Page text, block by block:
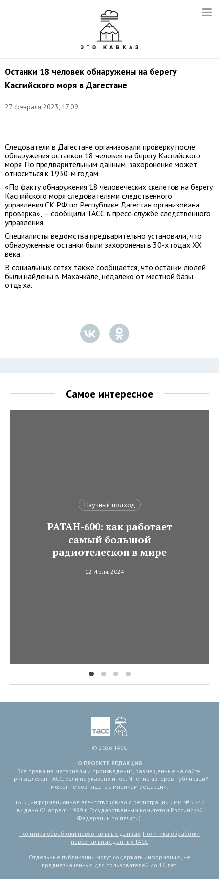
Останки 18 человек обнаружены на берегу
Каспийского моря в Дагестане
27 февраля 2023, 17:09
Сергей
Следователи в Дагестане организовали проверку после
обнаружения останков 18 человек на берегу Каспийского
моря. По предварительным данным, захоронение может
относиться к 1930-м годам.
«По факту обнаружения 18 человеческих скелетов на берегу
Каспийского моря следователями следственного
управления СК РФ по Республике Дагестан организована
проверка», — сообщили ТАСС в пресс-службе следственного
управления.
Специалисты ведомства предварительно установили, что
обнаруженные останки были захоронены в 30-х годах ХХ
века.
В социальных сетях также сообщается, что останки людей
были найдены в Махачкале, недалеко от местной базы
отдыха.
Самое интересное
Научный подход
РАТАН-600: как работает
самый большой
радиотелескоп в мире
12 Июля, 2024
© 2026 ТАСС
О ПРОЕКТЕ РЕДАКЦИЯ
Все права на материалы и произведения, размещенные на сайте,
принадлежат ТАСС, если не указано иное. Мнение авторов публикаций
может не совпадать с мнением редакции.
ТАСС, информационное агентство (св-во о регистрации СМИ № 3 247
выдано 02 апреля 1999 г. Государственным комитетом Российской
Федерации по печати).
Политика обработки персональных данных, Политика обработки
персональных данных ТАСС
Отдельные публикации могут содержать информацию, не
предназначенную для пользователей до 16 лет.